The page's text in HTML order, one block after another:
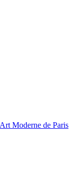
Moderne de Paris